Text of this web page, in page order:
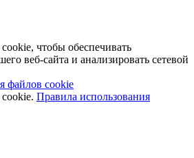
чтобы обеспечивать
веб-сайта и анализировать сетевой
файлов cookie
Правила использования